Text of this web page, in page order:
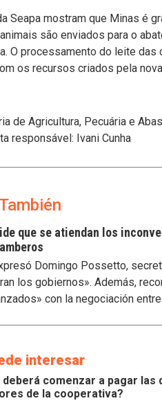
Seapa mostram que Minas é
são enviados para o
O processamento do leite
os recursos criados pela
de Agricultura, Pecuária e
responsável: Ivani Cunha
que se atiendan los
Domingo Possetto,
los gobiernos». Además,
con la negociación
interesar
deberá comenzar a pagar
de la cooperativa?